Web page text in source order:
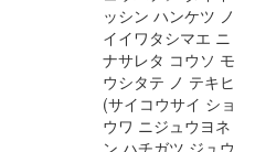
ッシン ハンケツ ノ
イイワタシマエ ニ
ナサレタ コウソ モ
ウシタテ ノ テキヒ
(サイコウサイ ショ
ウワ ニジュウヨネ
ン ハチガツ ジュウ